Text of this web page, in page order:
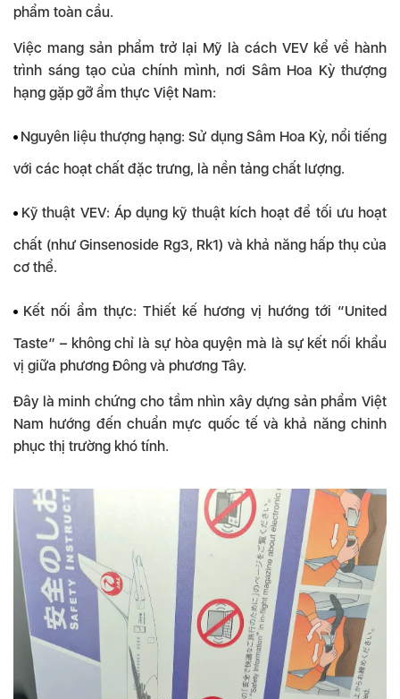
phẩm toàn cầu.
Việc mang sản phẩm trở lại Mỹ là cách VEV kể về hành
trình sáng tạo của chính mình, nơi Sâm Hoa Kỳ thượng
hạng gặp gỡ ẩm thực Việt Nam:
Nguyên liệu thượng hạng: Sử dụng Sâm Hoa Kỳ, nổi tiếng
với các hoạt chất đặc trưng, là nền tảng chất lượng.
Kỹ thuật VEV: Áp dụng kỹ thuật kích hoạt để tối ưu hoạt
chất (như Ginsenoside Rg3, Rk1) và khả năng hấp thụ của
cơ thể.
Kết nối ẩm thực: Thiết kế hương vị hướng tới “United
Taste” – không chỉ là sự hòa quyện mà là sự kết nối khẩu
vị giữa phương Đông và phương Tây.
Đây là minh chứng cho tầm nhìn xây dựng sản phẩm Việt
Nam hướng đến chuẩn mực quốc tế và khả năng chinh
phục thị trường khó tính.